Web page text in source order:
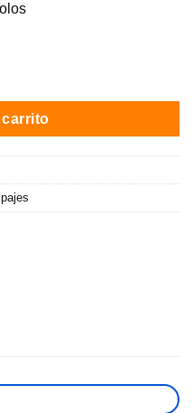
Opción 3 bicis con extensión